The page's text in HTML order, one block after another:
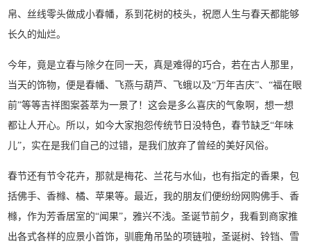
帛、丝线零头做成小春幡，系到花树的枝头，祝愿人生与春天都能够
长久的灿烂。
今年，竟是立春与除夕在同一天，真是难得的巧合，若在古人那里，
当天的饰物，便是春幡、飞燕与葫芦、飞蛾以及“万年吉庆”、“福在眼
前”等等吉祥图案荟萃为一景了！这会是多么喜庆的气象啊，想一想
都让人开心。所以，如今大家抱怨传统节日没特色，春节缺乏“年味
儿”，实在是我们自己的过错，是我们放弃了曾经的美好风俗。
春节还有节令花卉，那就是梅花、兰花与水仙，也有指定的香果，包
括佛手、香橼、橘、苹果等。最近，我的朋友们便纷纷网购佛手、香
橼，作为芳香居室的“闻果”，雅兴不浅。圣诞节前夕，我看到商家推
出各式各样的应景小首饰，驯鹿角吊坠的项链啦，圣诞树、铃铛、雪